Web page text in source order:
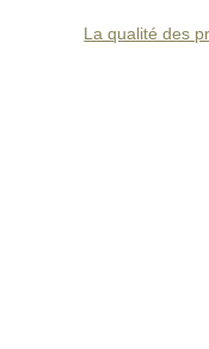
La qualité des